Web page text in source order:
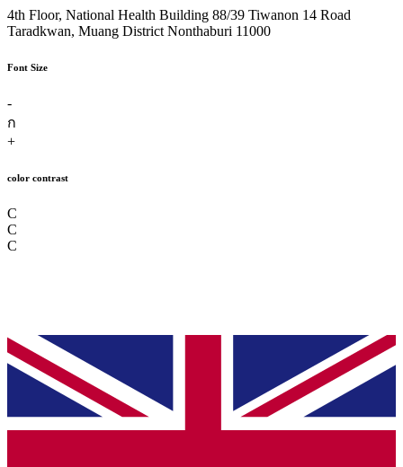
4th Floor, National Health Building 88/39 Tiwanon 14 Road
Taradkwan, Muang District Nonthaburi 11000
Font Size
-
ก
+
color contrast
C
C
C